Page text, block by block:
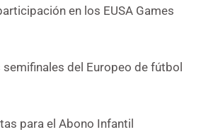
en los EUSA Games
semifinales del Europeo de fútbol
para el Abono Infantil